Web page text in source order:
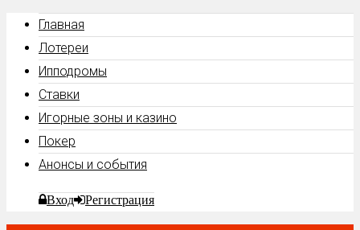
Главная
Лотереи
Ипподромы
Ставки
Игорные зоны и казино
Покер
Анонсы и события
Вход Регистрация